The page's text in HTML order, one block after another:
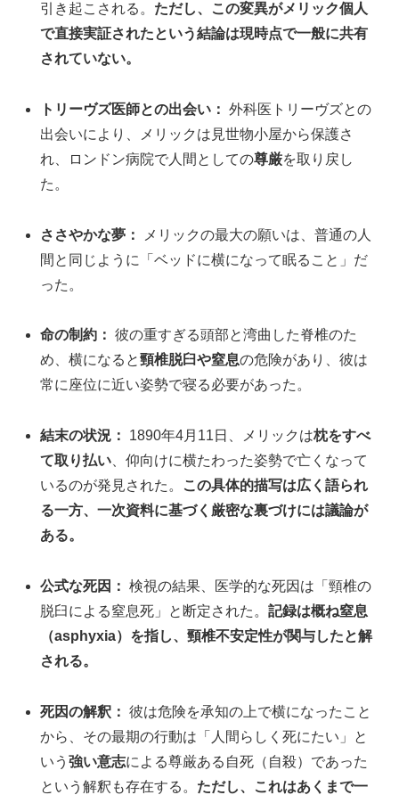
引き起こされる。 ただし、この変異がメリック個人
で直接実証されたという結論は現時点で一般に共有
されていない。
トリーヴズ医師との出会い： 外科医トリーヴズとの
出会いにより、メリックは見世物小屋から保護さ
れ、ロンドン病院で人間としての尊厳を取り戻し
た。
ささやかな夢：
メリックの最大の願いは、普通の人
間と同じように「ベッドに横になって眠ること」だ
った。
命の制約： 彼の重すぎる頭部と湾曲した脊椎のた
め、横になると頸椎脱臼や窒息の危険があり、彼は
常に座位に近い姿勢で寝る必要があった。
結末の状況： 1890年4月11日、メリックは枕をすべ
て取り払い 、仰向けに横たわった姿勢で亡くなって
いるのが発見された。
この具体的描写は広く語られ
る一方、一次資料に基づく厳密な裏づけには議論が
ある。
公式な死因： 検視の結果、医学的な死因は「頸椎の
脱臼による窒息死」と断定された。記録は概ね窒息
（asphyxia）を指し、頸椎不安定性が関与したと解
される。
死因の解釈： 彼は危険を承知の上で横になったこと
から、その最期の行動は「人間らしく死にたい」と
いう強い意志による尊厳ある自死（自殺）であった
という解釈も存在する。 ただし、これはあくまで一